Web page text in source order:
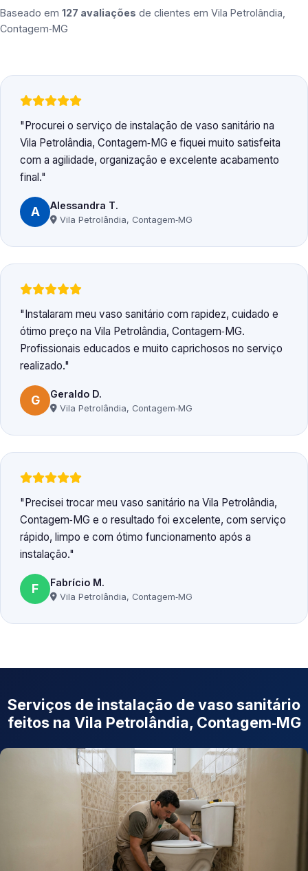
Baseado em 127 avaliações de clientes em Vila Petrolândia,
Contagem‑MG
Procurei o serviço de instalação de vaso sanitário na
Vila Petrolândia, Contagem‑MG e fiquei muito satisfeita
com a agilidade, organização e excelente acabamento
final.
A Alessandra T.
Vila Petrolândia, Contagem‑MG
Instalaram meu vaso sanitário com rapidez, cuidado e
ótimo preço na Vila Petrolândia, Contagem‑MG.
Profissionais educados e muito caprichosos no serviço
realizado.
G Geraldo D.
Vila Petrolândia, Contagem‑MG
Precisei trocar meu vaso sanitário na Vila Petrolândia,
Contagem‑MG e o resultado foi excelente, com serviço
rápido, limpo e com ótimo funcionamento após a
instalação.
F Fabrício M.
Vila Petrolândia, Contagem‑MG
Serviços de instalação de vaso sanitário
feitos na Vila Petrolândia, Contagem‑MG